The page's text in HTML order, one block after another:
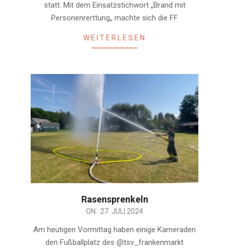
statt. Mit dem Einsatzstichwort „Brand mit
Personenrerttung„ machte sich die FF
WEITERLESEN
Rasensprenkeln
ON: 27. JULI 2024
Am heutigen Vormittag haben einige Kameraden
den Fußballplatz des @tsv_frankenmarkt